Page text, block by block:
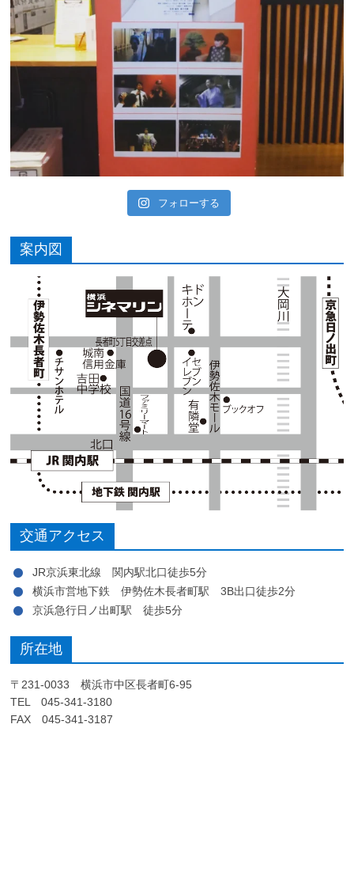
フォローする
案内図
交通アクセス
JR京浜東北線 関内駅北口徒歩5分
横浜市営地下鉄 伊勢佐木長者町駅 3B出口徒歩2分
京浜急行日ノ出町駅 徒歩5分
所在地
〒231-0033 横浜市中区長者町6-95
TEL 045-341-3180
FAX 045-341-3187